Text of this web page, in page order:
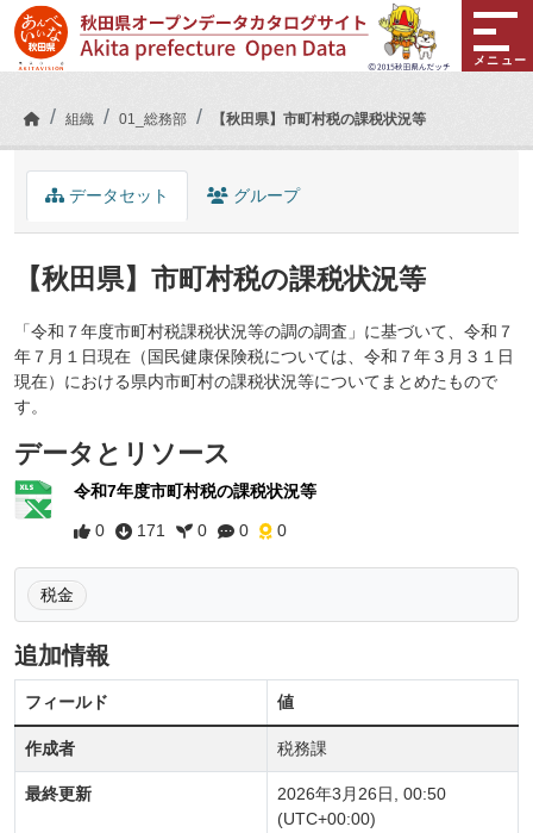
Skip to main content
メニュー
組織 01_総務部 【秋田県】市町村税の課税状況等
データセット グループ
【秋田県】市町村税の課税状況等
「令和７年度市町村税課税状況等の調の調査」に基づいて、令和７
年７月１日現在（国民健康保険税については、令和７年３月３１日
現在）における県内市町村の課税状況等についてまとめたもので
す。
データとリソース
令和7年度市町村税の課税状況等
0 171 0 0 0
税金
追加情報
フィールド 値
作成者 税務課
最終更新
2026年3月26日, 00:50
(UTC+00:00)